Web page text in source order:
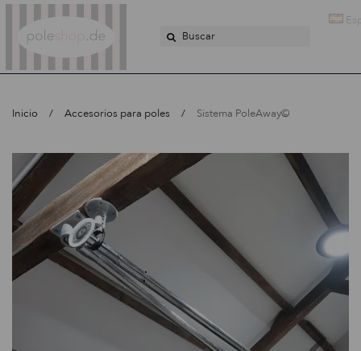
Inicio Accesorios para poles Sistema PoleAway©